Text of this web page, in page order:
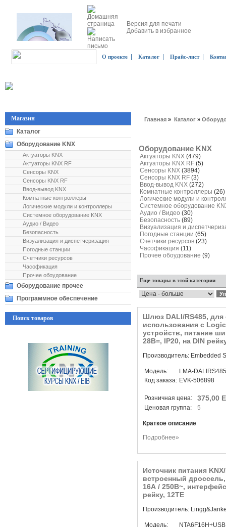
Версия для печати
Добавить в избранное
О проекте Каталог Прайс-лист|
Магазин
Каталог
Оборудование KNX
Актуаторы KNX
Актуаторы KNX RF
Сенсоры KNX
Сенсоры KNX RF
Ввод-вывод KNX
Комнатные контроллеры
Логические модули и контроллеры
Системное оборудование KNX
Аудио / Видео
Безопасность
Визуализация и диспетчеризация
Погодные станции
Счетчики ресурсов
Часофикация
Прочее обоудование
Оборудование прочее
Программное обеспечение
Поиск товаров
Главная » Каталог »
Оборудование KNX
Актуаторы KNX (479)
Актуаторы KNX RF (5)
Сенсоры KNX (3894)
Сенсоры KNX RF (3)
Ввод-вывод KNX (272)
Комнатные контроллеры (26)
Логические модули и
Системное оборудование
Аудио / Видео (30)
Безопасность (89)
Визуализация и
Погодные станции (65)
Счетчики ресурсов (23)
Часофикация (11)
Прочее обоудование (9)
Еще товары в этой категории
Шлюз DALI/RS485, для
использования с
устройств, питание
28В=, IP20, на DIN
Производитель: Embedded
Модель:
LMA-DALIRS485
Код заказа: EVK-506898
Розничная цена: 375,00
Ценовая группа: 5
Краткое описание
Подробнее»
Источник питания
встроенный
16А / 250В~,
рейку, 12TE
Производитель:
Модель:
NTA6F16H+USB